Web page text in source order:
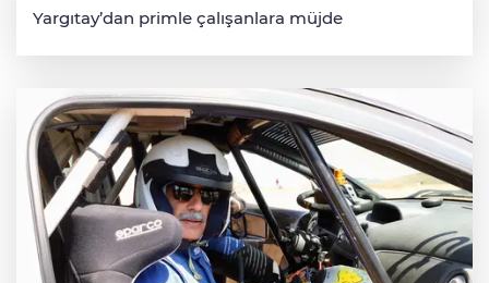
Yargıtay’dan primle çalışanlara müjde